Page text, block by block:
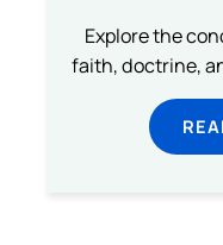
Explore the
faith, doctrine,